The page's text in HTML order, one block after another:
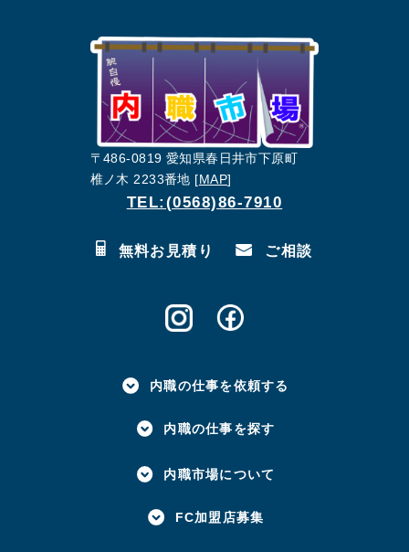
〒486-0819 愛知県春日井市下原町
椎ノ木 2233番地 [MAP]
TEL:(0568)86-7910
無料お見積り ご相談
内職の仕事を依頼する
内職の仕事を探す
内職市場について
FC加盟店募集